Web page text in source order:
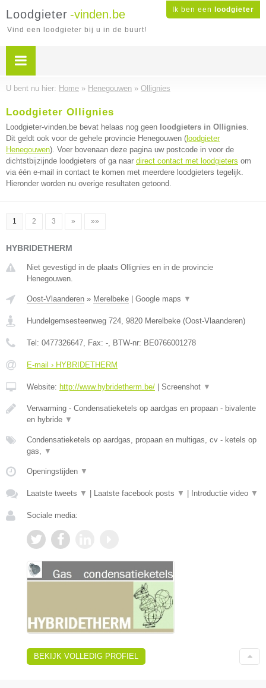
Ik ben een loodgieter
Loodgieter -vinden.be
Vind een loodgieter bij u in de buurt!
U bent nu hier: Home » Henegouwen » Ollignies
Loodgieter Ollignies
Loodgieter-vinden.be bevat helaas nog geen loodgieters in Ollignies.
Dit geldt ook voor de gehele provincie Henegouwen ( loodgieter
Henegouwen). Voer bovenaan deze pagina uw postcode in voor de
dichtstbijzijnde loodgieters of ga naar direct contact met loodgieters om
via één e-mail in contact te komen met meerdere loodgieters tegelijk.
Hieronder worden nu overige resultaten getoond.
1 2 3 » »»
HYBRIDETHERM
Niet gevestigd in de plaats Ollignies en in de provincie
Henegouwen.
Oost-Vlaanderen » Merelbeke Google maps ▼
Hundelgemsesteenweg 724, 9820 Merelbeke (Oost-Vlaanderen)
Tel: 0477326647, Fax: -, BTW-nr: BE0766001278
E-mail › HYBRIDETHERM
Website: http://www.hybridetherm.be/ Screenshot ▼
Verwarming - Condensatieketels op aardgas en propaan - bivalente
en hybride ▼
Condensatieketels op aardgas, propaan en multigas, cv - ketels op
gas, ▼
Openingstijden ▼
Laatste tweets ▼ Laatste facebook posts ▼ Introductie video ▼
Sociale media:
BEKIJK VOLLEDIG PROFIEL